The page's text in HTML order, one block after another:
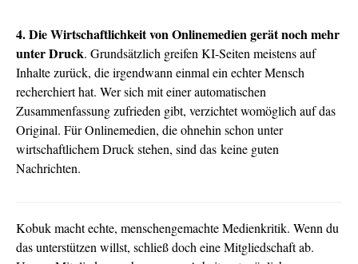
4. Die Wirtschaftlichkeit von Onlinemedien gerät noch mehr
unter Druck. Grundsätzlich greifen KI-Seiten meistens auf
Inhalte zurück, die irgendwann einmal ein echter Mensch
recherchiert hat. Wer sich mit einer automatischen
Zusammenfassung zufrieden gibt, verzichtet womöglich auf das
Original. Für Onlinemedien, die ohnehin schon unter
wirtschaftlichem Druck stehen, sind das keine guten
Nachrichten.
Kobuk macht echte, menschengemachte Medienkritik. Wenn du
das unterstützen willst, schließ doch eine Mitgliedschaft ab.